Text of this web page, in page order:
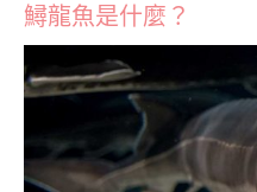
鱘龍魚是什麼？